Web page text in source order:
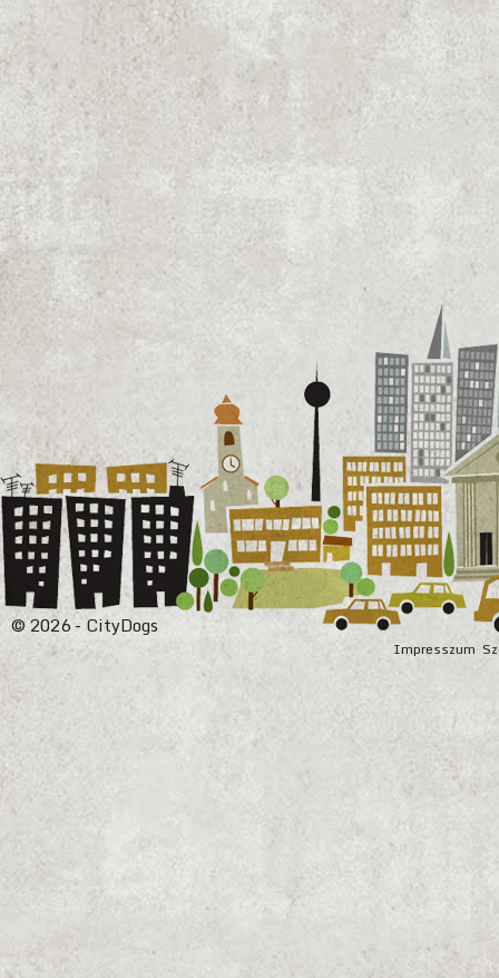
Impresszum
© 2026 - CityDogs